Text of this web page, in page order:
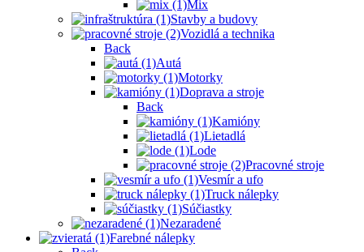
Mix
Stavby a budovy
Vozidlá a technika
Back
Autá
Motorky
Doprava a stroje
Back
Kamióny
Lietadlá
Lode
Pracovné stroje
Vesmír a ufo
Truck nálepky
Súčiastky
Nezaradené
Farebné nálepky